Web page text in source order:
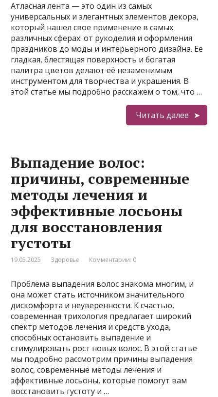
Атласная лента — это один из самых
универсальных и элегантных элементов декора,
который нашел свое применение в самых
различных сферах: от рукоделия и оформления
праздников до моды и интерьерного дизайна. Ее
гладкая, блестящая поверхность и богатая
палитра цветов делают её незаменимым
инструментом для творчества и украшения. В
этой статье мы подробно расскажем о том, что …
Читать далее
Выпадение волос:
причины, современные
методы лечения и
эффективные лосьоны
для восстановления
густоты
19.05.2025 Здоровье Комментарии: 0
Проблема выпадения волос знакома многим, и
она может стать источником значительного
дискомфорта и неуверенности. К счастью,
современная трихология предлагает широкий
спектр методов лечения и средств ухода,
способных остановить выпадение и
стимулировать рост новых волос. В этой статье
мы подробно рассмотрим причины выпадения
волос, современные методы лечения и
эффективные лосьоны, которые помогут вам
восстановить густоту и …